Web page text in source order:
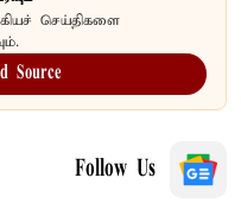
செய்திகளை
Source
Follow Us